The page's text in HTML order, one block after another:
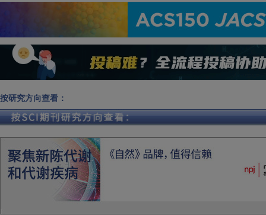
按研究方向查看：